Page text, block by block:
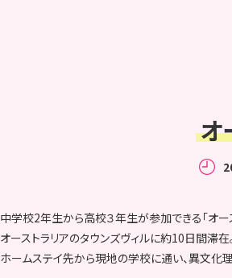
オ
中学校2年生から高校３年生が参加できる「オー
オーストラリアのタウンズヴィルに約10日間滞在
ホームステイ先から現地の学校に通い、異文化